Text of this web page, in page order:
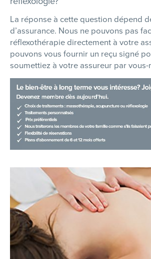
La réponse à cette question dépend
d’assurance. Nous ne pouvons pas
réflexothérapie directement à votre
pouvons vous fournir un reçu signé
soumettiez à votre assureur par vous-